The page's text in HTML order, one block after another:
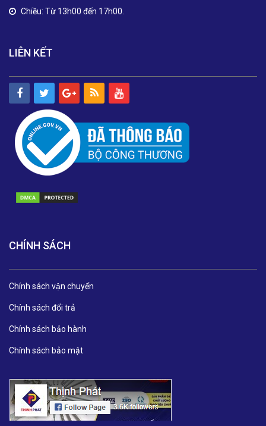
Chiều: Từ 13h00 đến 17h00.
LIÊN KẾT
CHÍNH SÁCH
Chính sách vận chuyển
Chính sách đổi trả
Chính sách bảo hành
Chính sách bảo mật